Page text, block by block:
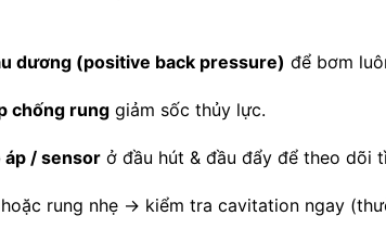
dương (positive back pressure) để bơm
chống rung giảm sốc thủy lực.
áp / sensor ở đầu hút & đầu đẩy để theo dõi
hoặc rung nhẹ → kiểm tra cavitation ngay